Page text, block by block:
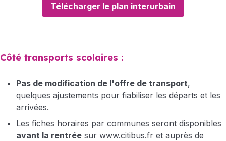
Télécharger le plan interurbain
Côté transports scolaires :
Pas de modification de l'offre de transport,
quelques ajustements pour fiabiliser les départs et les
arrivées.
Les fiches horaires par communes seront disponibles
avant la rentrée sur www.citibus.fr et auprès de